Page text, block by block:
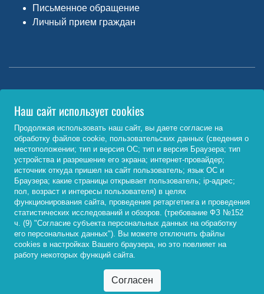
Письменное обращение
Личный прием граждан
Министерство науки и высшего образования РФ
http://www.minobrnauki.gov.ru/
Министерство просвещения РФ
https://edu.gov.ru/
Федеральный портал «Российское образование»
http://www.edu.ru/
© 2026, ФГБОУ ВО «Байкальский государственный
университет»
Наш сайт использует cookies
Продолжая использовать наш сайт, вы даете согласие на
обработку файлов cookie, пользовательских данных (сведения о
местоположении; тип и версия ОС; тип и версия Браузера; тип
устройства и разрешение его экрана; интернет-провайдер;
источник откуда пришел на сайт пользователь; язык ОС и
Браузера; какие страницы открывает пользователь; ip-адрес;
пол, возраст и интересы пользователя) в целях
функционирования сайта, проведения ретаргетинга и проведения
статистических исследований и обзоров. (требование ФЗ №152
ч. (9) "Согласие субъекта персональных данных на обработку
его персональных данных"). Вы можете отключить файлы
cookies в настройках Вашего браузера, но это повлияет на
работу некоторых функций сайта.